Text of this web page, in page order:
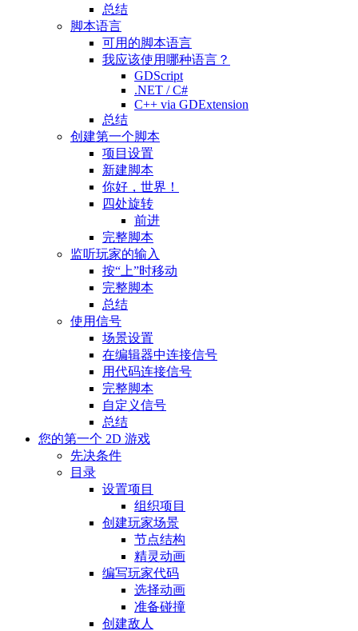
总结
脚本语言
可用的脚本语言
我应该使用哪种语言？
GDScript
.NET / C#
C++ via GDExtension
总结
创建第一个脚本
项目设置
新建脚本
你好，世界！
四处旋转
前进
完整脚本
监听玩家的输入
按“上”时移动
完整脚本
总结
使用信号
场景设置
在编辑器中连接信号
用代码连接信号
完整脚本
自定义信号
总结
您的第一个 2D 游戏
先决条件
目录
设置项目
组织项目
创建玩家场景
节点结构
精灵动画
编写玩家代码
选择动画
准备碰撞
创建敌人